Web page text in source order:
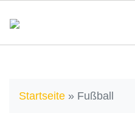
Startseite » Fußball